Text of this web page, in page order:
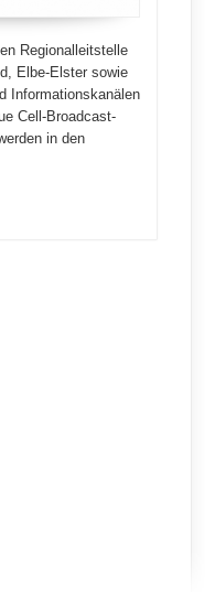
Regionalleitstelle
Elbe-Elster sowie
Informationskanälen
Cell-Broadcast-
in den